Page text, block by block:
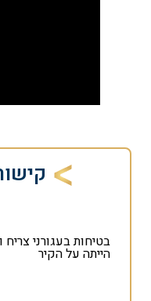
בטיחות בעגורני
הייתה על הקיר